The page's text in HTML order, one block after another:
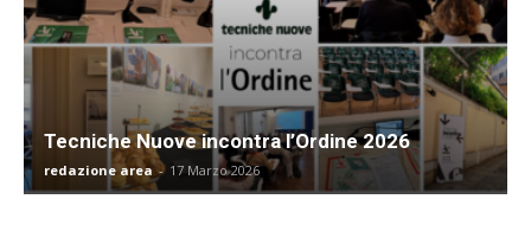
Tecniche Nuove incontra l’Ordine 2026
redazione area - 17 Marzo 2026